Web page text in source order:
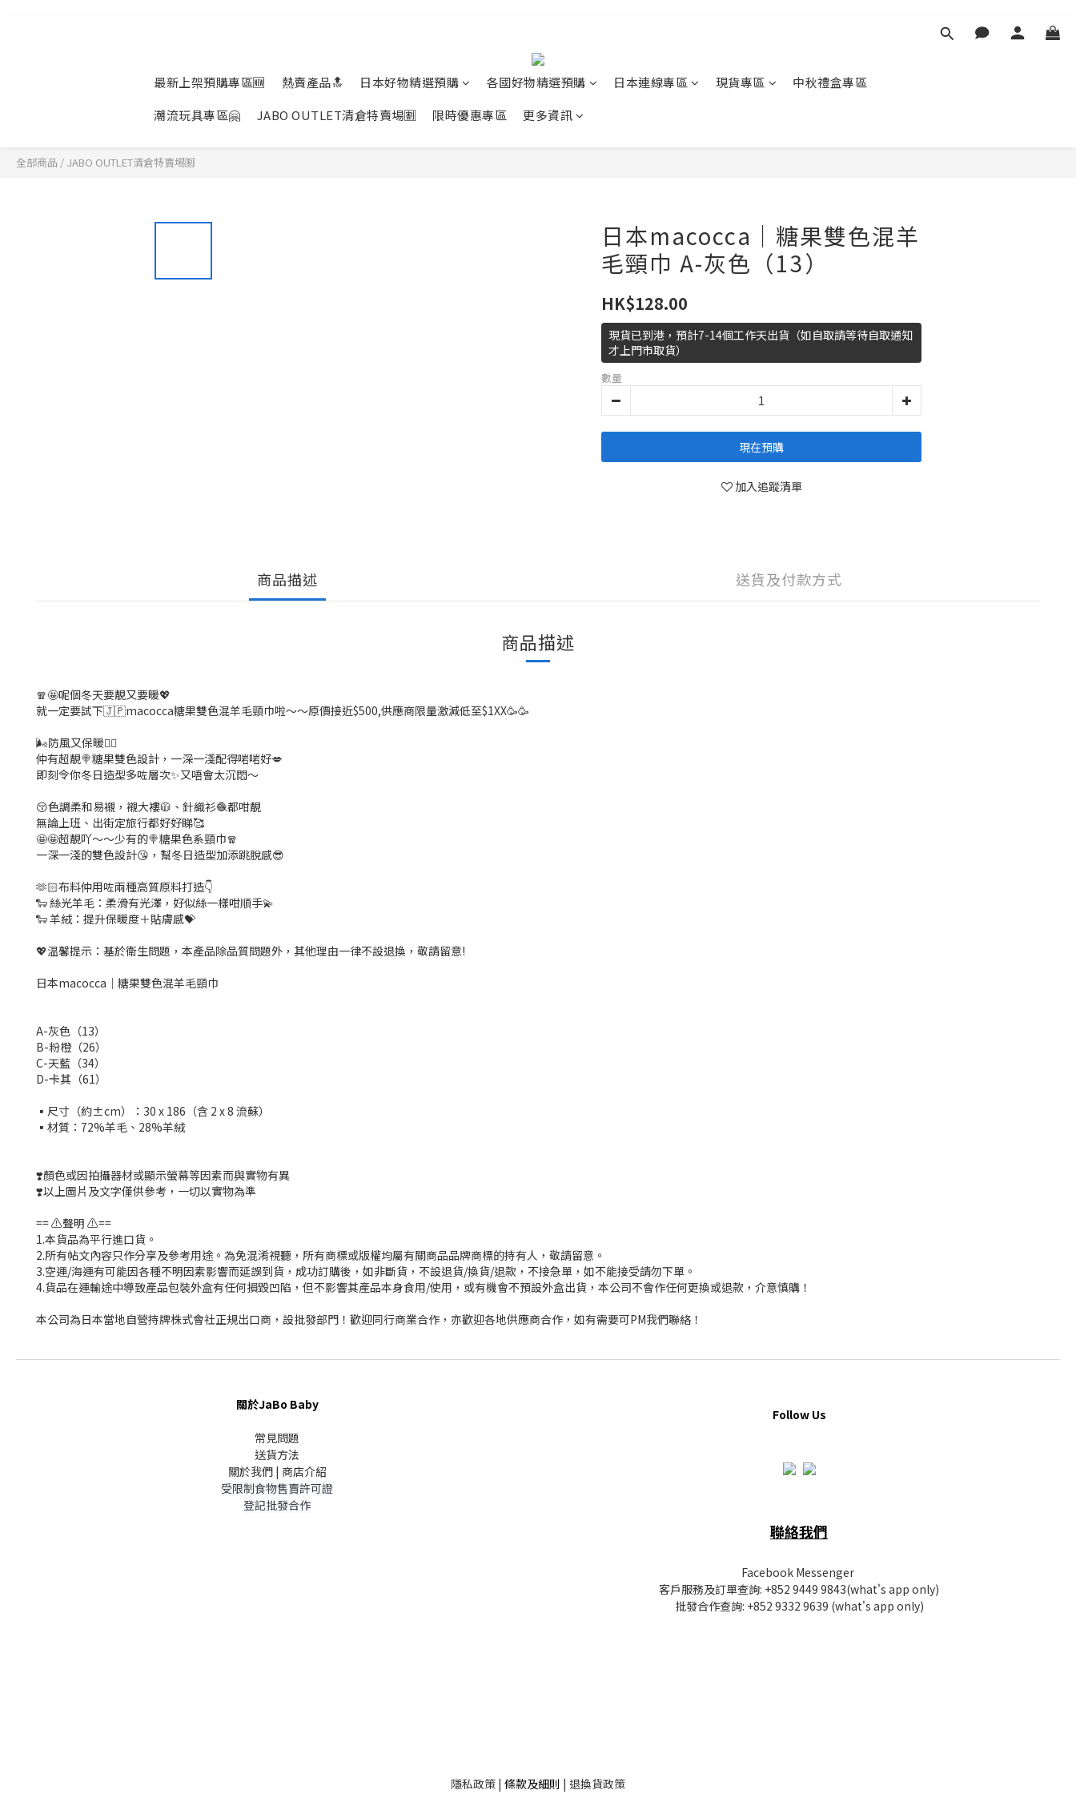
最新上架預購專區🆕 熱賣產品🔝 日本好物精選預購 各國好物精選預購 日本連線專區 現貨專區
中秋禮盒專區
潮流玩具專區🤗
JABO OUTLET清倉特賣埸🈹 限時優惠專區 更多資訊
全部商品 / JABO OUTLET清倉特賣埸🈹
日本macocca｜糖果雙色混羊
毛頸巾 A-灰色（13）
HK$128.00
現貨已到港，預計7-14個工作天出貨（如自取請等待自取通知
才上門市取貨）
數量
現在預購
加入追蹤清單
商品描述 送貨及付款方式
商品描述
🧣🤩呢個冬天要靚又要暖💖
就一定要試下🇯🇵macocca糖果雙色混羊毛頸巾啦～～原價接近$500,供應商限量激減低至$1XX🥳🥳
🌬️防風又保暖❤️‍🔥
仲有超靚🍭糖果雙色設計，一深一淺配得啱啱好💋
即刻令你冬日造型多咗層次✨又唔會太沉悶～
😚色調柔和易襯，襯大褸🧥、針織衫🧶都咁靚
無論上班、出街定旅行都好好睇🥰
🤩🤩超靚吖～～少有的🍭糖果色系頸巾🧣
一深一淺的雙色設計😘，幫冬日造型加添跳脫感😎
🫶🏻布料仲用咗兩種高質原料打造👇
🐑 絲光羊毛：柔滑有光澤，好似絲一樣咁順手💫
🐑 羊絨：提升保暖度＋貼膚感💝
💖温馨提示：基於衛生問題，本產品除品質問題外，其他理由一律不設退換，敬請留意!
日本macocca｜糖果雙色混羊毛頸巾
A-灰色（13）
B-粉橙（26）
C-天藍（34）
D-卡其（61）
▪️尺寸（約±cm）：30 x 186（含 2 x 8 流蘇）
▪️材質：72%羊毛、28%羊絨
❣️顏色或因拍攝器材或顯示螢幕等因素而與實物有異
❣️以上圖片及文字僅供參考，一切以實物為準
== ⚠️聲明 ⚠️==
1.本貨品為平行進口貨。
2.所有帖文內容只作分享及參考用途。為免混淆視聽，所有商標或版權均屬有關商品品牌商標的持有人，敬請留意。
3.空運/海運有可能因各種不明因素影響而延誤到貨，成功訂購後，如非斷貨，不設退貨/換貨/退款，不接急單，如不能接受請勿下單。
4.貨品在運輸途中導致產品包裝外盒有任何損毀凹陷，但不影響其產品本身食用/使用，或有機會不預設外盒出貨，本公司不會作任何更換或退款，介意慎購！
本公司為日本當地自營持牌株式會社正規出口商，設批發部門！歡迎同行商業合作，亦歡迎各地供應商合作，如有需要可PM我們聯絡！
關於JaBo Baby
常見問題
送貨方法
關於我們 | 商店介紹
受限制食物售賣許可證
登記批發合作
Follow Us
聯絡我們
Facebook Messenger
客戶服務及訂單查詢: +852 9449 9843(what's app only)
批發合作查詢: +852 9332 9639 (what's app only)
隱私政策 | 條款及細則 | 退換貨政策